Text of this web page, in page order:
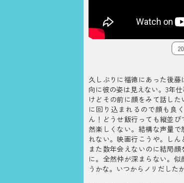
久しぶりに福徳にあった後
向に彼の姿は見えない。3年
けどその前に顔をみて話し
に回り込まれるので顔も良
ん！どうせ飯行っても縦並
然楽しくない。結構な声量で
れない。映画行こうや。しん
また数年会えないのに結局
に。全然仲が深まらない。
うかな。いつからノリだした